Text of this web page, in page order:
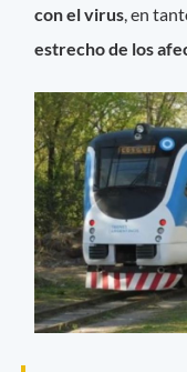
con el virus, en
estrecho de los